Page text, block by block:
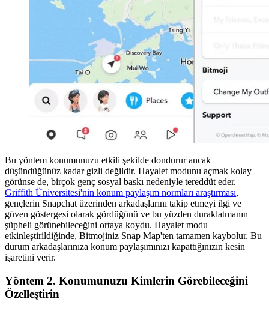
Bu yöntem konumunuzu etkili şekilde dondurur ancak
düşündüğünüz kadar gizli değildir. Hayalet modunu açmak kolay
görünse de, birçok genç sosyal baskı nedeniyle tereddüt eder.
Griffith Üniversitesi'nin konum paylaşım normları araştırması,
gençlerin Snapchat üzerinden arkadaşlarını takip etmeyi ilgi ve
güven göstergesi olarak gördüğünü ve bu yüzden duraklatmanın
şüpheli görünebileceğini ortaya koydu. Hayalet modu
etkinleştirildiğinde, Bitmojiniz Snap Map'ten tamamen kaybolur. Bu
durum arkadaşlarınıza konum paylaşımınızı kapattığınızın kesin
işaretini verir.
Yöntem 2. Konumunuzu Kimlerin Görebileceğini
Özelleştirin